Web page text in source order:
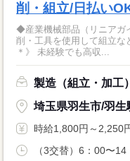
削・組立/日払い
◆産業機械部品（リニアガ
削・工具を使用して組立などをお願い
＊》 未経験でも高収...
製造（組立・加工）
埼玉県羽生市/羽生
時給1,800円～2,250
（3交替）6：00〜